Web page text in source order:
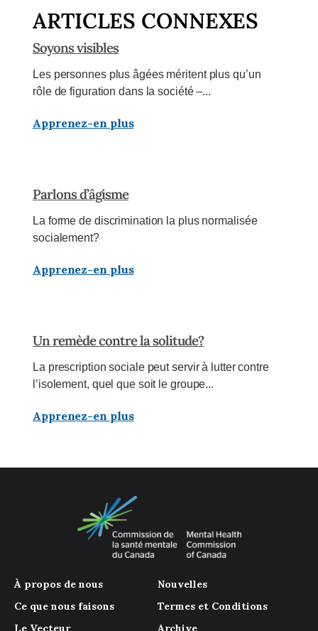
ARTICLES CONNEXES
Soyons visibles
Les personnes plus âgées méritent plus qu’un
rôle de figuration dans la société –...
Apprenez-en plus
Parlons d’âgisme
La forme de discrimination la plus normalisée
socialement?
Apprenez-en plus
Un remède contre la solitude?
La prescription sociale peut servir à lutter contre
l’isolement, quel que soit le groupe...
Apprenez-en plus
À propos de nous
Ce que nous faisons
Le Vecteur
Nouvelles
Termes et Conditions
Archive